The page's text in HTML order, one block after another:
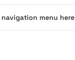
navigation menu here